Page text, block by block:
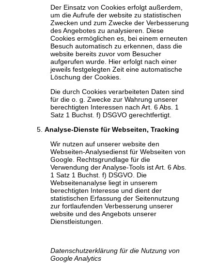
Der Einsatz von Cookies erfolgt außerdem,
um die Aufrufe der website zu statistischen
Zwecken und zum Zwecke der Verbesserung
des Angebotes zu analysieren. Diese
Cookies ermöglichen es, bei einem erneuten
Besuch automatisch zu erkennen, dass die
website bereits zuvor vom Besucher
aufgerufen wurde. Hier erfolgt nach einer
jeweils festgelegten Zeit eine automatische
Löschung der Cookies.
Die durch Cookies verarbeiteten Daten sind
für die o. g. Zwecke zur Wahrung unserer
berechtigten Interessen nach Art. 6 Abs. 1
Satz 1 Buchst. f) DSGVO gerechtfertigt.
Analyse-Dienste für Webseiten, Tracking
Wir nutzen auf unserer website den
Webseiten-Analysedienst für Webseiten von
Google. Rechtsgrundlage für die
Verwendung der Analyse-Tools ist Art. 6 Abs.
1 Satz 1 Buchst. f) DSGVO. Die
Webseitenanalyse liegt in unserem
berechtigten Interesse und dient der
statistischen Erfassung der Seitennutzung
zur fortlaufenden Verbesserung unserer
website und des Angebots unserer
Dienstleistungen.
Datenschutzerklärung für die Nutzung von
Google Analytics